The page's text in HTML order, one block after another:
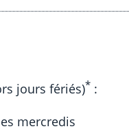
jours fériés)* :
mercredis